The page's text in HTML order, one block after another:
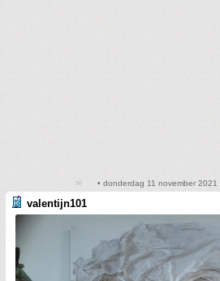
• donderdag 11 november 2021
valentijn101